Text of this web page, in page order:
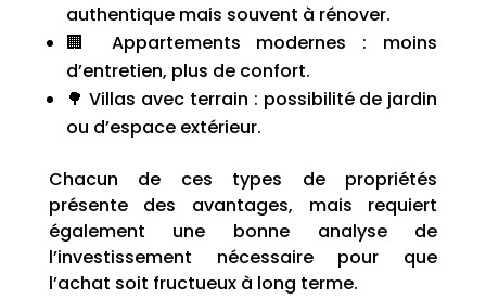
authentique mais souvent à rénover.
🏢 Appartements modernes : moins
d’entretien, plus de confort.
🌳 Villas avec terrain : possibilité de jardin
ou d’espace extérieur.
Chacun de ces types de propriétés
présente des avantages, mais requiert
également une bonne analyse de
l’investissement nécessaire pour que
l’achat soit fructueux à long terme.